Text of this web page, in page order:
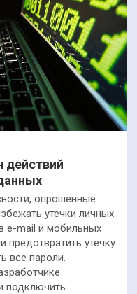
действий
опрошенные
утечки личных
e-mail и мобильных
предотвратить утечку
все пароли.
подключить